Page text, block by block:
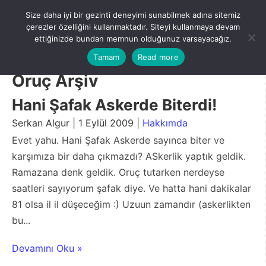
content
Menu
Oruç Arşiv
Hani Şafak Askerde Biterdi!
Serkan Algur | 1 Eylül 2009 | Hakkımda
Evet yahu. Hani Şafak Askerde sayınca biter ve
karşımıza bir daha çıkmazdı? ASkerlik yaptık geldik.
Ramazana denk geldik. Oruç tutarken nerdeyse
saatleri sayıyorum şafak diye. Ve hatta hani dakikalar
81 olsa il il düşeceğim :) Uzuun zamandır (askerlikten
bu...
Devamını Oku »
Size daha iyi bir gezinti deneyimi sunabilmek adına sitemiz
çerezler özelliğini kullanmaktadır. Siteyi kullanmaya devam
ettiğinizde bundan memnun olduğunuz varsayacağız.
Tamam
Read more